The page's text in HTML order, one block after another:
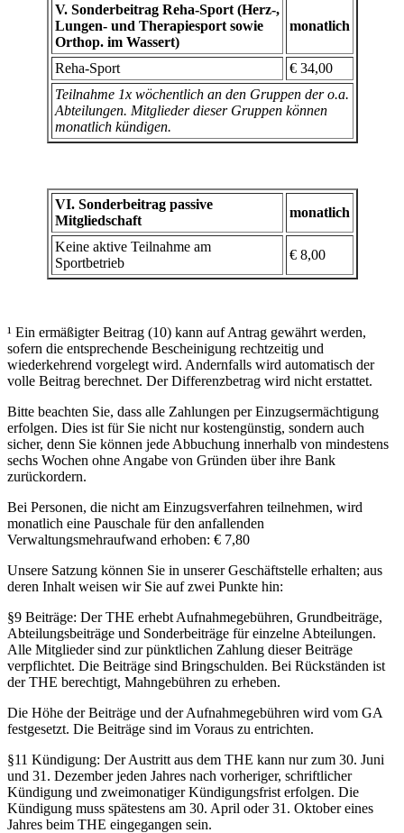
V. Sonderbeitrag Reha-Sport (Herz-,
Lungen- und Therapiesport sowie
Orthop. im Wassert)
monatlich
Reha-Sport
€ 34,00
Teilnahme 1x wöchentlich an den Gruppen der o.a.
Abteilungen. Mitglieder dieser Gruppen können
monatlich kündigen.
VI. Sonderbeitrag passive
Mitgliedschaft
monatlich
Keine aktive Teilnahme am
Sportbetrieb
€ 8,00
¹ Ein ermäßigter Beitrag (10) kann auf Antrag gewährt werden,
sofern die entsprechende Bescheinigung rechtzeitig und
wiederkehrend vorgelegt wird. Andernfalls wird automatisch der
volle Beitrag berechnet. Der Differenzbetrag wird nicht erstattet.
Bitte beachten Sie, dass alle Zahlungen per Einzugsermächtigung
erfolgen. Dies ist für Sie nicht nur kostengünstig, sondern auch
sicher, denn Sie können jede Abbuchung innerhalb von mindestens
sechs Wochen ohne Angabe von Gründen über ihre Bank
zurückordern.
Bei Personen, die nicht am Einzugsverfahren teilnehmen, wird
monatlich eine Pauschale für den anfallenden
Verwaltungsmehraufwand erhoben: € 7,80
Unsere Satzung können Sie in unserer Geschäftstelle erhalten; aus
deren Inhalt weisen wir Sie auf zwei Punkte hin:
§9 Beiträge: Der THE erhebt Aufnahmegebühren, Grundbeiträge,
Abteilungsbeiträge und Sonderbeiträge für einzelne Abteilungen.
Alle Mitglieder sind zur pünktlichen Zahlung dieser Beiträge
verpflichtet. Die Beiträge sind Bringschulden. Bei Rückständen ist
der THE berechtigt, Mahngebühren zu erheben.
Die Höhe der Beiträge und der Aufnahmegebühren wird vom GA
festgesetzt. Die Beiträge sind im Voraus zu entrichten.
§11 Kündigung: Der Austritt aus dem THE kann nur zum 30. Juni
und 31. Dezember jeden Jahres nach vorheriger, schriftlicher
Kündigung und zweimonatiger Kündigungsfrist erfolgen. Die
Kündigung muss spätestens am 30. April oder 31. Oktober eines
Jahres beim THE eingegangen sein.